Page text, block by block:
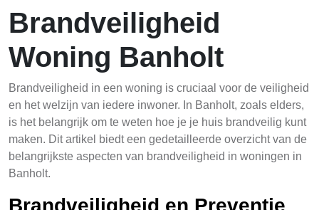
Brandveiligheid
Woning Banholt
Brandveiligheid in een woning is cruciaal voor de veiligheid
en het welzijn van iedere inwoner. In Banholt, zoals elders,
is het belangrijk om te weten hoe je je huis brandveilig kunt
maken. Dit artikel biedt een gedetailleerde overzicht van de
belangrijkste aspecten van brandveiligheid in woningen in
Banholt.
Brandveiligheid en Preventie